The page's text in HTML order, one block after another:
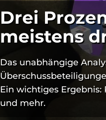
Drei
meistens
Das unabhängige
Ein wichtiges
und mehr.